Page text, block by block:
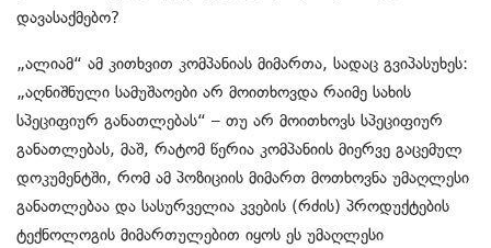
დავასაქმებო?
„ალიამ“ ამ კითხვით კომპანიას მიმართა, სადაც გვიპასუხეს:
„აღნიშნული სამუშაოები არ მოითხოვდა რაიმე სახის
სპეციფიურ განათლებას“ – თუ არ მოითხოვს სპეციფიურ
განათლებას, მაშ, რატომ წერია კომპანიის მიერვე გაცემულ
დოკუმენტში, რომ ამ პოზიციის მიმართ მოთხოვნა უმაღლესი
განათლებაა და სასურველია კვების (რძის) პროდუქტების
ტექნოლოგის მიმართულებით იყოს ეს უმაღლესი